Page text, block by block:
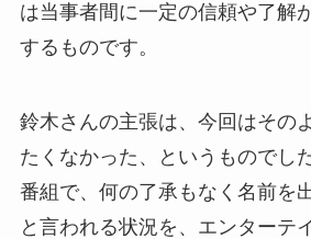
は当事者間に一定の信頼や了解
するものです。
鈴木さんの主張は、今回はその
たくなかった、というものでし
番組で、何の了承もなく名前を
と言われる状況を、エンターテ